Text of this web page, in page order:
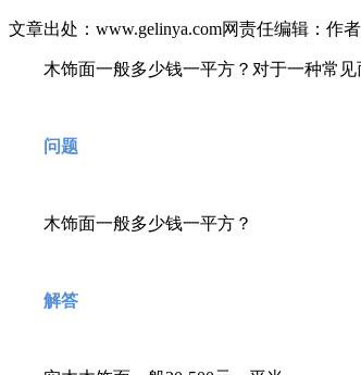
文章出处：www.gelinya.com网责任编辑： 作者
木饰面一般多少钱一平方？对于一种常
问题
木饰面一般多少钱一平方？
解答